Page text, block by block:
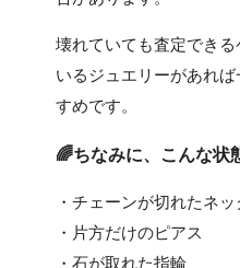
壊れていても査定でき
いるジュエリーがあれ
すめです。
🌈ちなみに、こんな状
・チェーンが切れたネッ
・片方だけのピアス
・石が取れた指輪